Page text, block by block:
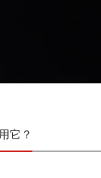
它？